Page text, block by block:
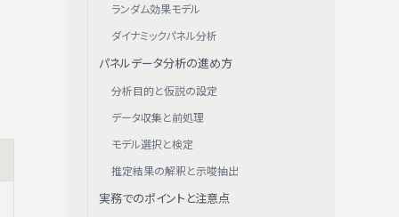
ランダム効果モデル
ダイナミックパネル分析
パネルデータ分析の進め方
分析目的と仮説の設定
データ収集と前処理
モデル選択と検定
推定結果の解釈と示唆抽出
実務でのポイントと注意点